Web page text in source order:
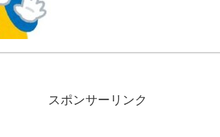
スポンサーリンク